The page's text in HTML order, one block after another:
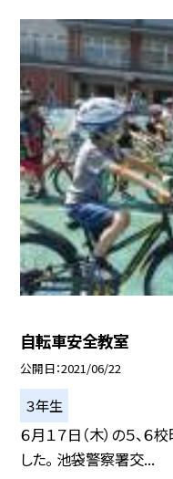
自転車安全教室
公開日 2021/06/22
３年生
６月１７日（木）の５、
した。 池袋警察署交...